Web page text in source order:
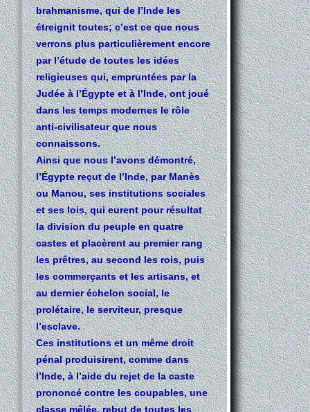
brahmanisme, qui de l’Inde les
étreignit toutes; c’est ce que nous
verrons plus particulièrement encore
par l’étude de toutes les idées
religieuses qui, empruntées par la
Judée à l’Égypte et à l’Inde, ont joué
dans les temps modernes le rôle
anti-civilisateur que nous
connaissons.
Ainsi que nous l’avons démontré,
l’Égypte reçut de l’Inde, par Manès
ou Manou, ses institutions sociales
et ses lois, qui eurent pour résultat
la division du peuple en quatre
castes et placèrent au premier rang
les prêtres, au second les rois, puis
les commerçants et les artisans, et
au dernier échelon social, le
prolétaire, le serviteur, presque
l’esclave.
Ces institutions et un même droit
pénal produisirent, comme dans
l’Inde, à l’aide du rejet de la caste
prononcé contre les coupables, une
classe mêlée, rebut de toutes les